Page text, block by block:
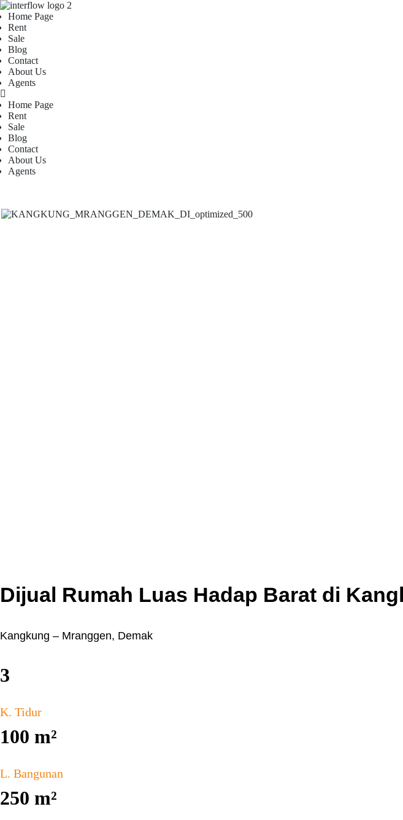
Home Page
Rent
Sale
Blog
Contact
About Us
Agents
Home Page
Rent
Sale
Blog
Contact
About Us
Agents
Dijual Rumah Luas Hadap Barat di
Kangkung – Mranggen, Demak
3
K. Tidur
100 m²
L. Bangunan
250 m²